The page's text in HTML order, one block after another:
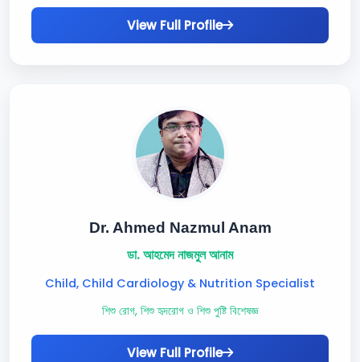
View Full Profile
Dr. Ahmed Nazmul Anam
ডা. আহমেদ নাজমুল আনাম
Child, Child Cardiology & Nutrition Specialist
শিশু রোগ, শিশু হৃদরোগ ও শিশু পুষ্টি বিশেষজ্ঞ
View Full Profile